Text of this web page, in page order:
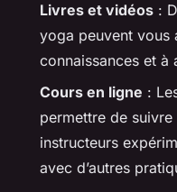
Livres et vidéos :
yoga peuvent
connaissances et à
Cours en ligne :
permettre de
instructeurs
avec d’autres